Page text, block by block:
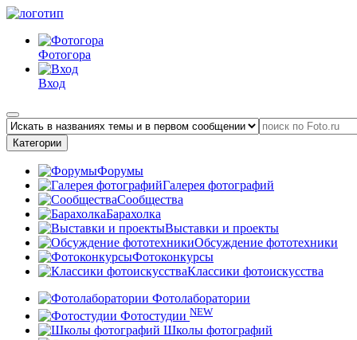
Фотогора
Вход
Категории
Форумы
Галерея фотографий
Сообщества
Барахолка
Выставки и проекты
Обсуждение фототехники
Фотоконкурсы
Классики фотоискусства
Фотолаборатории
Фотостудии NEW
Школы фотографий